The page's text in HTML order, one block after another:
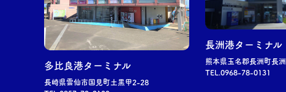
多比良港ターミナル
長崎県雲仙市国見町土黒甲2-28
長洲港ターミナル
熊本県玉名郡長洲町長洲
TEL.0968-78-0131